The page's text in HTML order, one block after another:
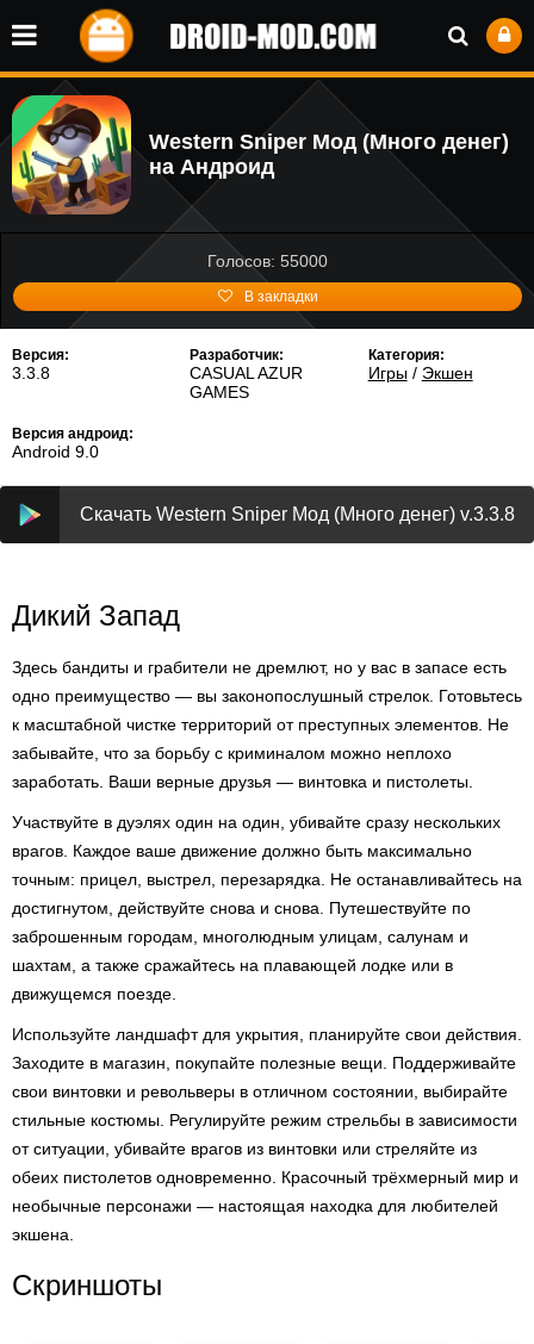
Western Sniper Мод (Много денег)
на Андроид
Голосов: 55000
В закладки
Версия:
3.3.8
Разработчик:
CASUAL AZUR
GAMES
Категория:
Игры/ Экшен
Версия андроид:
Android 9.0
Скачать Western Sniper Мод (Много денег) v.3.3.8
Дикий Запад
Здесь бандиты и грабители не дремлют, но у вас в запасе есть
одно преимущество — вы законопослушный стрелок. Готовьтесь
к масштабной чистке территорий от преступных элементов. Не
забывайте, что за борьбу с криминалом можно неплохо
заработать. Ваши верные друзья — винтовка и пистолеты.
Участвуйте в дуэлях один на один, убивайте сразу нескольких
врагов. Каждое ваше движение должно быть максимально
точным: прицел, выстрел, перезарядка. Не останавливайтесь на
достигнутом, действуйте снова и снова. Путешествуйте по
заброшенным городам, многолюдным улицам, салунам и
шахтам, а также сражайтесь на плавающей лодке или в
движущемся поезде.
Используйте ландшафт для укрытия, планируйте свои действия.
Заходите в магазин, покупайте полезные вещи. Поддерживайте
свои винтовки и револьверы в отличном состоянии, выбирайте
стильные костюмы. Регулируйте режим стрельбы в зависимости
от ситуации, убивайте врагов из винтовки или стреляйте из
обеих пистолетов одновременно. Красочный трёхмерный мир и
необычные персонажи — настоящая находка для любителей
экшена.
Скриншоты